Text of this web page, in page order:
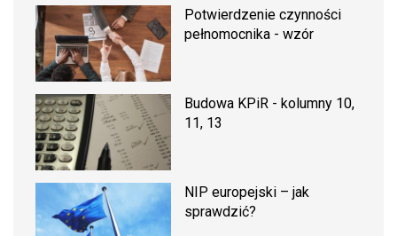
Potwierdzenie czynności
pełnomocnika - wzór
Budowa KPiR - kolumny 10,
11, 13
NIP europejski – jak
sprawdzić?